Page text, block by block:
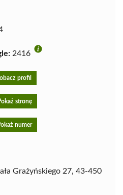
2416
profil
stronę
numer
Grażyńskiego 27, 43-450